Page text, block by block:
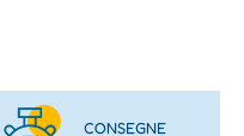
CONSEGNE